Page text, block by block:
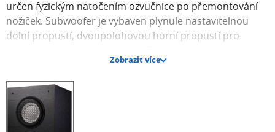
určen fyzickým natočením ozvučnice po přemontování
nožiček. Subwoofer je vybaven plynule nastavitelnou
dolní propustí, dvoupolohovou horní propustí pro
funkcí úsporného režimu (auto-standby) a možností
dálkového ovládání pomocí footswitche. Konstrukce z
MDF s černou dýhou, antivibrační nožky a vysoká
mechanická tuhost minimalizují přenosové rušení i
nežádoucí rezonance.
Zobrazit více